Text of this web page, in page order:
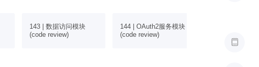

143 | 数据访问模块
(code review)
144 | OAuth2服务模块
(code review)